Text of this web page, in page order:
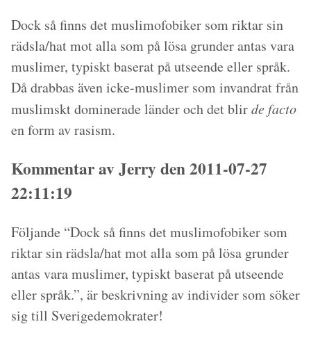
Dock så finns detmuslimofobiker som riktar sin
rädsla/hat mot alla som på lösa grunder antas vara
muslimer, typiskt baserat på utseende eller språk.
Då drabbas även icke-muslimer som invandrat från
muslimskt dominerade länder och det blirde facto
en form av rasism.
Kommentar av Jerry den 2011-07-27
22:11:19
Följande “Dock så finns det muslimofobiker som
riktar sin rädsla/hat mot alla som på lösa grunder
antas vara muslimer, typiskt baserat på utseende
eller språk.”, är beskrivning av individer som söker
sig till Sverigedemokrater!